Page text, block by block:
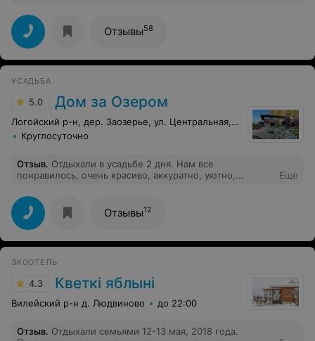
чисто. Но! Мухи на еде, постоянно их надо отгонять от
еды и думать, хоть бы она не села на твою пиццу, пока
ты ешь другой кусок. Неужели трудно повесить
аппараты для привлечения мух и отвлекать их от
посетителей?
Отзывы58
УСАДЬБА
5.0 Дом за Озером
Логойский р-н, дер. Заозерье, ул. Центральная, 44
Круглосуточно
Отзыв. Отдыхали в усадьбе 2 дня. Нам все
понравилось, очень красиво, аккуратно, уютно,
Еще
Отзывы12
ЭКООТЕЛЬ
4.3 Кветкi яблынi
Вилейский р-н д. Людвиново до 22:00
Отзыв. Отдыхали семьями 12-13 мая, 2018 года.